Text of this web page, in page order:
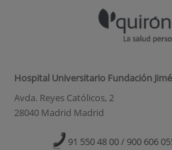
Hospital Universitario Fundación
Avda. Reyes Católicos, 2
28040 Madrid Madrid
91 550 48 00 / 900 606